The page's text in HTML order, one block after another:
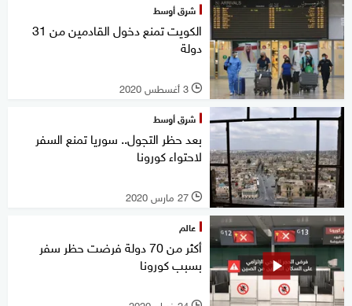
شرق أوسط
الكويت تمنع دخول القادمين من 31
دولة
l 3 أغسطس 2020
شرق أوسط
بعد حظر التجول.. سوريا تمنع السفر
لاحتواء كورونا
l 27 مارس 2020
عالم
أكثر من 70 دولة فرضت حظر سفر
بسبب كورونا